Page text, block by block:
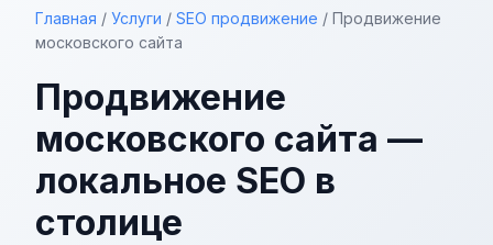
Главная / Услуги / SEO продвижение / Продвижение
московского сайта
Продвижение
московского сайта —
локальное SEO в
столице